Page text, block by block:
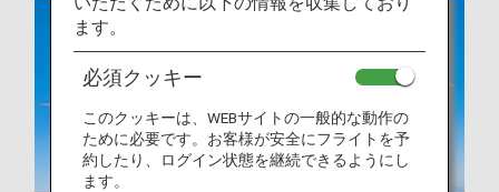
ます。
必須クッキー
このクッキーは、WEBサイトの一般的な動作の
ために必要です。お客様が安全にフライトを予
約したり、ログイン状態を継続できるようにし
ます。